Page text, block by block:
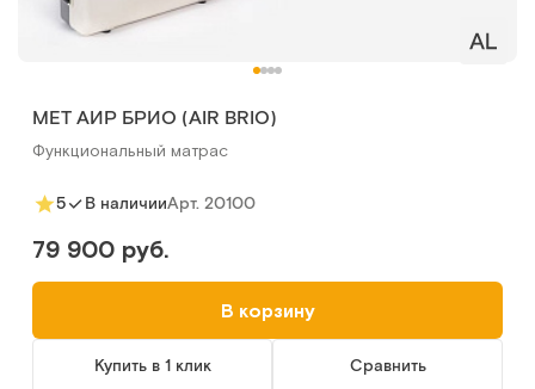
MET АИР БРИО (AIR BRIO)
Функциональный матрас
5 В наличииАрт. 20100
79 900 руб.
В корзину
Купить в 1 клик Сравнить